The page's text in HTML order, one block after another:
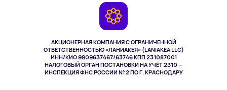
АКЦИОНЕРНАЯ КОМПАНИЯ С ОГРАНИЧЕННОЙ
ОТВЕТСТВЕННОСТЬЮ «ЛАНИАКЕЯ» (LANIAKEA LLC)
ИНН/КИО 9909637467/63746 КПП 231087001
НАЛОГОВЫЙ ОРГАН ПОСТАНОВКИ НА УЧЁТ 2310 —
ИНСПЕКЦИЯ ФНС РОССИИ № 2 ПО Г. КРАСНОДАРУ
Здоровье питомцев